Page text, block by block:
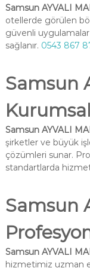
Samsun AYVALI
otellerde görülen
güvenli
sağlanır. 0543 867
Samsun
Samsun AYVALI
şirketler ve büyük
çözümleri sunar.
standartlarda
Samsun
Samsun AYVALI
hizmetimiz uzman